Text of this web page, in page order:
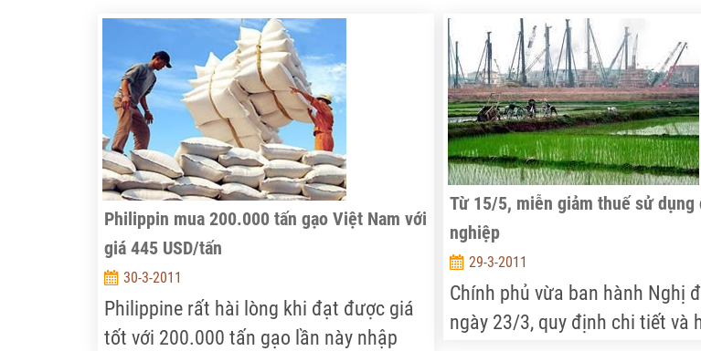
số 315/QĐ-TTg của Thủ tướng Chính
gian qua, hoạt động khuyến
nhiều địa phương trên cả nước
được nhiều kết quả tích cực,
chuyển dịch cơ cấu kinh tế theo
công nghiệp hóa, giải quyết việc
tăng thu nhập cho người dân
Philippin mua 200.000 tấn gạo Việt Nam với
giá 445 USD/tấn
30-3-2011
Philippine rất hài lòng khi đạt được giá
tốt với 200.000 tấn gạo lần này nhập
Từ 15/5, miễn giảm thuế sử dụng
nghiệp
29-3-2011
Chính phủ vừa ban hành Nghị
ngày 23/3, quy định chi tiết và